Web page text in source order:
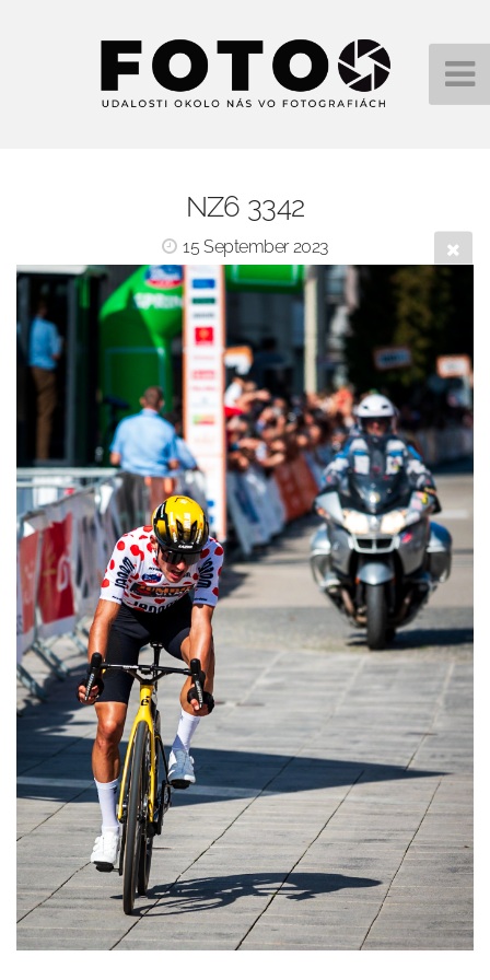
NZ6 3342
15 September 2023